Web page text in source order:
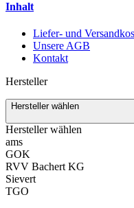
Inhalt
Liefer- und
Unsere AGB
Kontakt
Hersteller
Hersteller wählen
Hersteller wählen
ams
GOK
RVV Bachert KG
Sievert
TGO